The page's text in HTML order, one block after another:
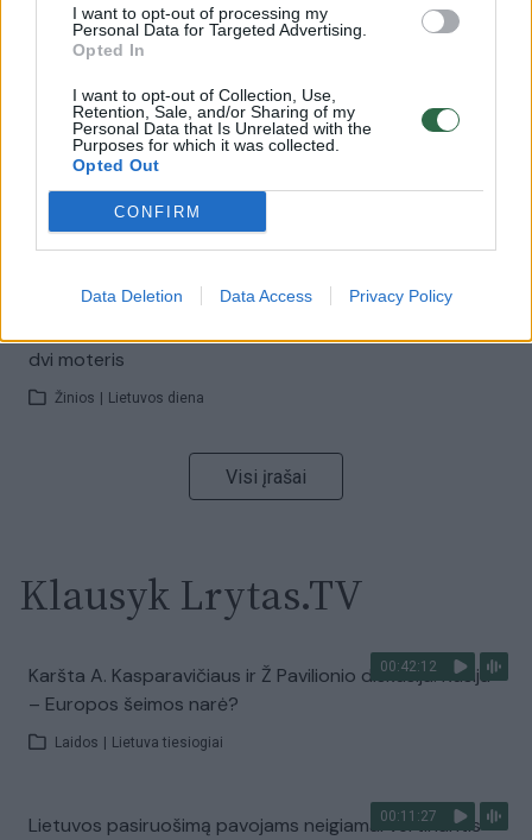
I want to opt-out of processing my
Personal Data for Targeted Advertising.
Opted In
I want to opt-out of Collection, Use,
Retention, Sale, and/or Sharing of my
Personal Data that Is Unrelated with the
Purposes for which it was collected.
Opted Out
CONFIRM
Data Deletion Data Access Privacy Policy
00:00:57
Savaitės vidurys nusimato karštas: temperatūra kils iki
32 laipsnių šilumos
Žinios | Orai
Nufilmavo, kaip patvino Vilniaus Vakarinis aplinkkelis:
vaizdas pribloškia
Žinios | Lietuvos diena
dvi moteris
Žinios Lietuvos diena
Visi įrašai
Klausyk Lrytas.TV
00:42:12
Karšta A. Kasparavičiaus ir Ž Pavilionio diskusija: Rusija
– Europos šeimos narė?
Laidos Lietuva tiesiogiai
00:11:27
Lietuvos pasiruošimą pavojams neigiamai vertinantis